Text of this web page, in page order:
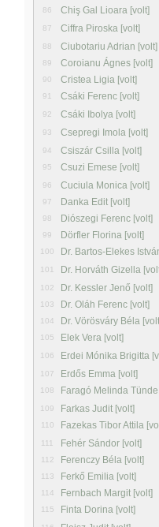
86 Chiş Gal Lioara [volt]
87 Ciffra Piroska [volt]
88 Ciubotariu Adrian [volt]
89 Coroianu Ágnes [volt]
90 Cristea Ligia [volt]
91 Csáki Ferenc [volt]
92 Csáki Ibolya [volt]
93 Csepregi Imola [volt]
94 Csiszár Csilla [volt]
95 Csuzi Emese [volt]
96 Cuciula Monica [volt]
97 Danka Edit [volt]
98 Diószegi Ferenc [volt]
99 Dörfler Florina [volt]
100 Dr. Bartos-Elekes
101 Dr. Horváth Gizella
102 Dr. Kessler Jenő [volt]
103 Dr. Oláh Ferenc [volt]
104 Dr. Vörösváry Béla
105 Elek Vera [volt]
106 Erdei Mónika Brigitta
107 Erdős Emma [volt]
108 Faragó Melinda Tünde
109 Farkas Judit [volt]
110 Fazekas Tibor Attila
111 Fehér Sándor [volt]
112 Ferenczy Béla [volt]
113 Ferkő Emilia [volt]
114 Fernbach Margit [volt]
115 Finta Dorina [volt]